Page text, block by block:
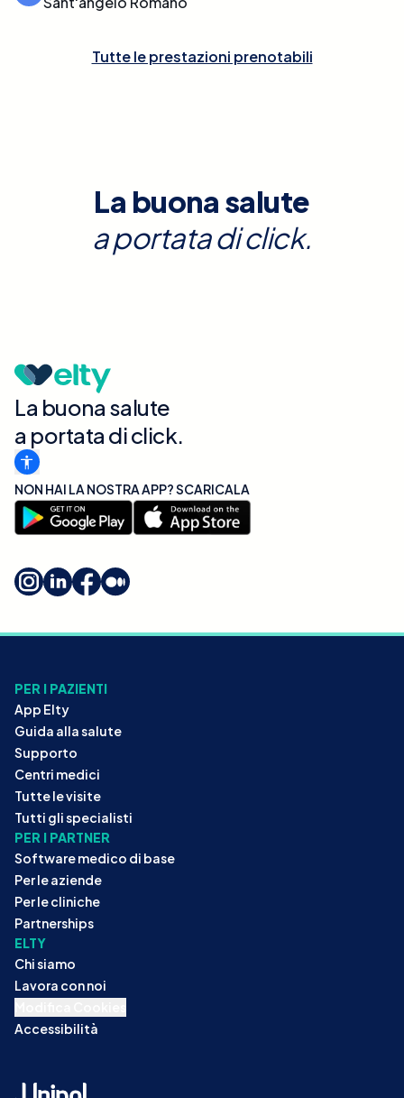
Tutte le prestazioni prenotabili
La buona salute
a portata di click.
La buona salute
a portata di click.
NON HAI LA NOSTRA APP? SCARICALA
PER I PAZIENTI
App Elty
Guida alla salute
Supporto
Centri medici
Tutte le visite
Tutti gli specialisti
PER I PARTNER
Software medico di base
Per le aziende
Per le cliniche
Partnerships
ELTY
Chi siamo
Lavora con noi
Accessibilità